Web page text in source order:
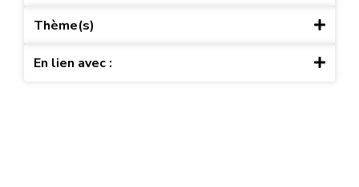
Thème(s)
En lien avec :